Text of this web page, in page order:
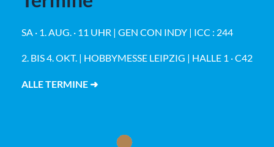
SA · 1. AUG. · 11 UHR | GEN CON INDY | ICC : 244
2. BIS 4. OKT. | HOBBYMESSE LEIPZIG | HALLE 1 · C42
ALLE TERMINE ➜